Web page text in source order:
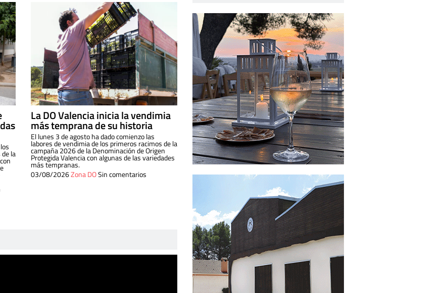
la
La DO Valencia inicia la vendimia
más temprana de su historia
El lunes 3 de agosto ha dado comienzo las
labores de vendimia de los primeros racimos de la
campaña 2026 de la Denominación de Origen
Protegida Valencia con algunas de las variedades
más tempranas.
03/08/2026Zona DOSin comentarios